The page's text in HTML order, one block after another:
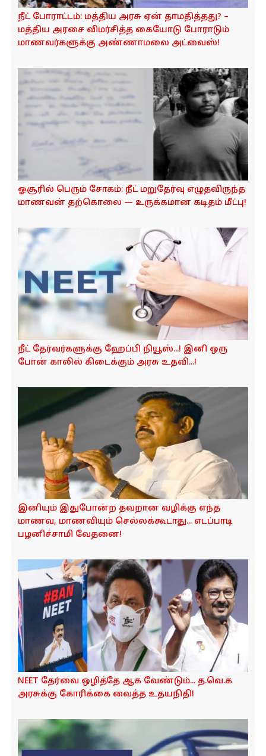
நீட் போராட்டம்: மத்திய அரசு ஏன் தாமதித்தது? –
மத்திய அரசை விமர்சித்த கையோடு போராடும்
மாணவர்களுக்கு அண்ணாமலை அட்வைஸ்!
ஓசூரில் பெரும் சோகம்: நீட் மறுதேர்வு எழுதவிருந்த
மாணவன் தற்கொலை — உருக்கமான கடிதம் மீட்பு!
நீட் தேர்வர்களுக்கு ஹேப்பி நியூஸ்...! இனி ஒரு
போன் காலில் கிடைக்கும் அரசு உதவி...!
இனியும் இதுபோன்ற தவறான வழிக்கு எந்த
மாணவ, மாணவியும் செல்லக்கூடாது... எடப்பாடி
பழனிச்சாமி வேதனை!
NEET தேர்வை ஒழித்தே ஆக வேண்டும்... த.வெ.க
அரசுக்கு கோரிக்கை வைத்த உதயநிதி!